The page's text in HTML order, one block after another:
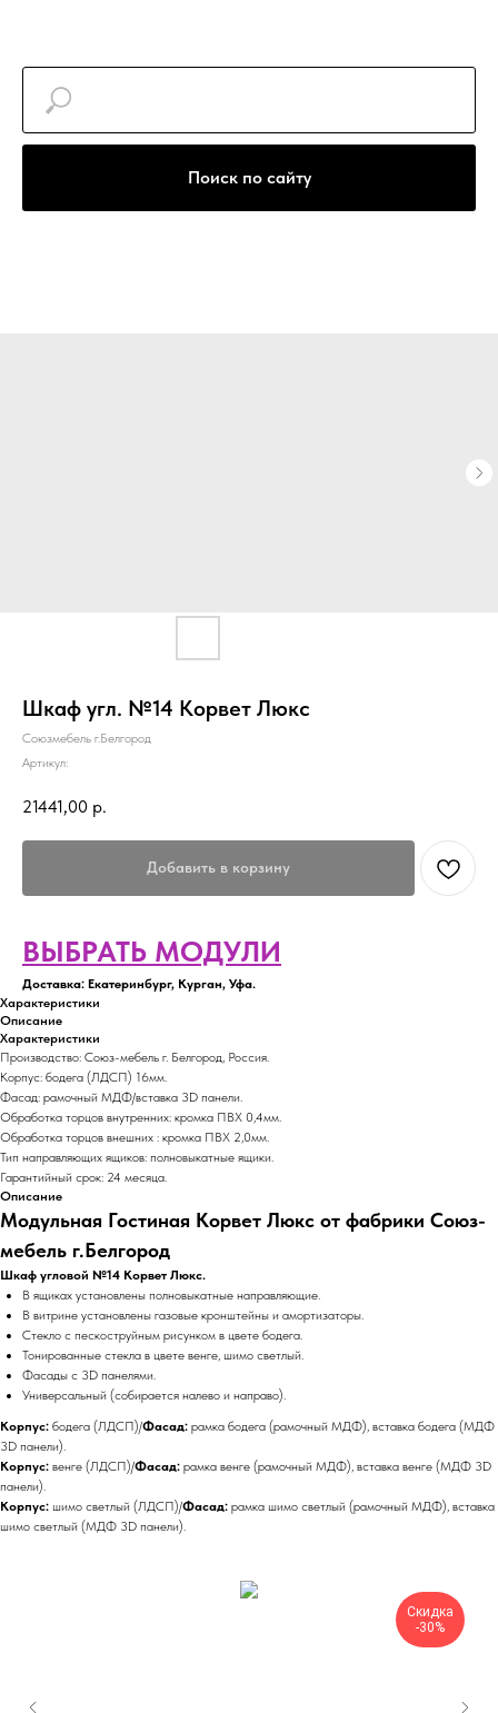
Поиск по сайту
Шкаф угл. №14 Корвет Люкс
Союзмебель г.Белгород
Артикул:
21441,00 р.
Добавить в корзину
ВЫБРАТЬ МОДУЛИ
Доставка: Екатеринбург, Курган, Уфа.
Характеристики
Описание
Характеристики
Производство: Союз-мебель г. Белгород, Россия.
Корпус: бодега (ЛДСП) 16мм.
Фасад: рамочный МДФ/вставка 3D панели.
Обработка торцов внутренних: кромка ПВХ 0,4мм.
Обработка торцов внешних : кромка ПВХ 2,0мм.
Тип направляющих ящиков: полновыкатные ящики.
Гарантийный срок: 24 месяца.
Описание
Модульная Гостиная Корвет Люкс от фабрики Союз-
мебель г.Белгород
Шкаф угловой №14 Корвет Люкс.
В ящиках установлены полновыкатные направляющие.
В витрине установлены газовые кронштейны и амортизаторы.
Стекло с пескоструйным рисунком в цвете бодега.
Тонированные стекла в цвете венге, шимо светлый.
Фасады с 3D панелями.
Универсальный (собирается налево и направо).
Корпус: бодега (ЛДСП)/Фасад: рамка бодега (рамочный МДФ), вставка бодега (МДФ
3D панели).
Корпус: венге (ЛДСП)/Фасад: рамка венге (рамочный МДФ), вставка венге (МДФ 3D
панели).
Корпус: шимо светлый (ЛДСП)/Фасад: рамка шимо светлый (рамочный МДФ), вставка
шимо светлый (МДФ 3D панели).
Скидка
-30%